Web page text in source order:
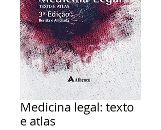
Medicina legal: texto
e atlas